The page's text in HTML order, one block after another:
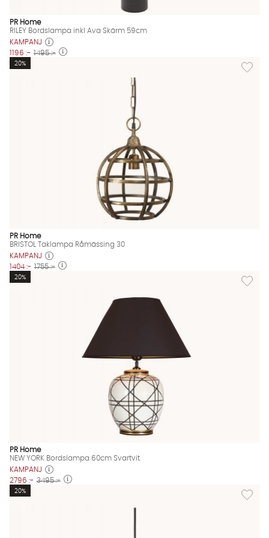
PR Home
RILEY Bordslampa inkl Ava Skärm 59cm
KAMPANJ
1196 :- 1495 :-
Lägg
20%
PR Home
BRISTOL Taklampa Råmässing 30
KAMPANJ
1404 :- 1755 :-
Lägg
20%
PR Home
NEW YORK Bordslampa 60cm Svartvit
KAMPANJ
2796 :- 3495 :-
Lägg
20%